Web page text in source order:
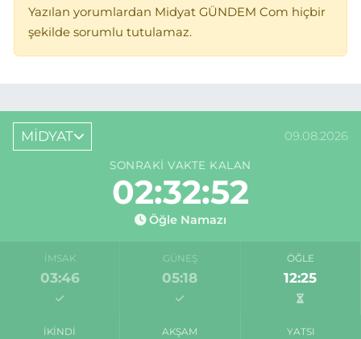
Yazılan yorumlardan Midyat GÜNDEM Com hiçbir
şekilde sorumlu tutulamaz.
MİDYAT 09.08.2026
SONRAKI VAKTE KALAN
02:32:52
Öğle Namazı
İMSAK
03:46
GÜNEŞ
05:18
ÖĞLE
12:25
İKINDI AKŞAM YATSI